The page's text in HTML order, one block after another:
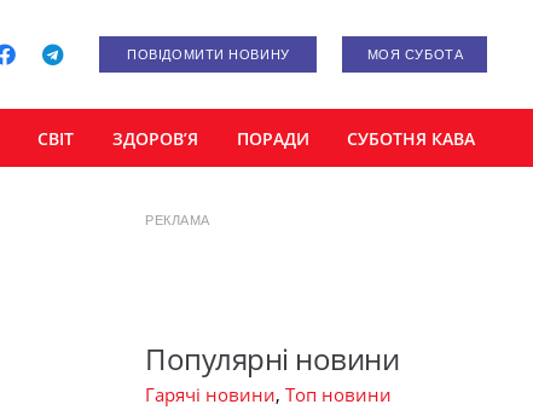
ПОВІДОМИТИ НОВИНУ МОЯ СУБОТА
СВІТ ЗДОРОВ’Я ПОРАДИ СУБОТНЯ КАВА
РЕКЛАМА
Популярні новини
Гарячі новини, Топ новини